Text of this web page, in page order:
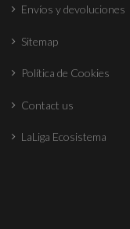
Envíos y devoluciones
Sitemap
Política de Cookies
Contact us
LaLiga Ecosistema